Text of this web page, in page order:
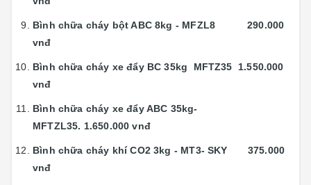
Bình chữa cháy bột ABC 8kg - MFZL8 290.000
vnđ
Bình chữa cháy xe đẩy BC 35kg MFTZ35 1.550.000
vnđ
Bình chữa cháy xe đẩy ABC 35kg-
MFTZL35. 1.650.000 vnđ
Bình chữa cháy khí CO2 3kg - MT3- SKY 375.000
vnđ